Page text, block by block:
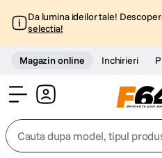
Da lumina ideilor tale!
selectia!
Magazin online Inchirieri
Cauta dupa model, tipul